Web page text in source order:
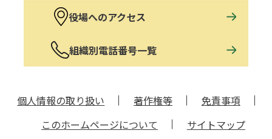
役場へのアクセス
組織別電話番号一覧
個人情報の取り扱い 著作権等
免責事項
このホームページについて
サイトマップ